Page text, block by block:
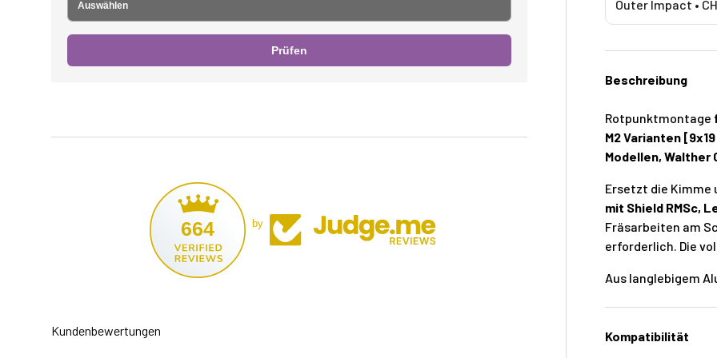
Outer Impact •
Beschreibung
Rotpunktmontage
M2 Varianten
Modellen, Walther
Ersetzt die Kimme
mit Shield RMSc,
Fräsarbeiten am
erforderlich. Die
Aus langlebigem
Kompatibilität
Prüfen
664 by
Kundenbewertungen